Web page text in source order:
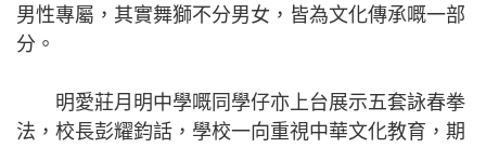
男性專屬，其實舞獅不分男女，皆為文化傳承嘅一部
分。
明愛莊月明中學嘅同學仔亦上台展示五套詠春拳
法，校長彭耀鈞話，學校一向重視中華文化教育，期